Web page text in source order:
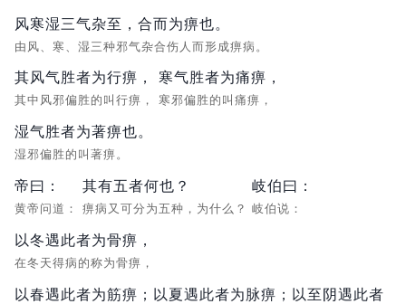
风寒湿三气杂至，合而为痹也。
由风、寒、湿三种邪气杂合伤人而形成痹病。
其风气胜者为行痹，
其中风邪偏胜的叫行痹，
寒气胜者为痛痹，
寒邪偏胜的叫痛痹，
湿气胜者为著痹也。
湿邪偏胜的叫著痹。
帝曰：
黄帝问道：
其有五者何也？
痹病又可分为五种，为什么？
岐伯曰：
岐伯说：
以冬遇此者为骨痹，
在冬天得病的称为骨痹，
以春遇此者为筋痹；以夏遇此者为脉痹；以至阴遇此者